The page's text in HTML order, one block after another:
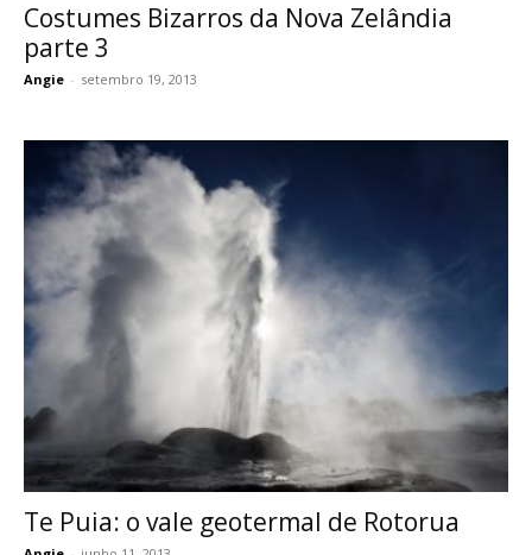
Costumes Bizarros da Nova Zelândia
parte 3
Angie - setembro 19, 2013
Te Puia: o vale geotermal de Rotorua